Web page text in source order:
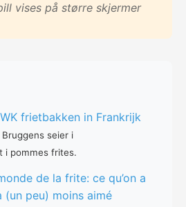
vises på større skjermer
frietbakken in Frankrijk
seier i
i pommes frites.
de la frite: ce qu’on a
(un peu) moins aimé